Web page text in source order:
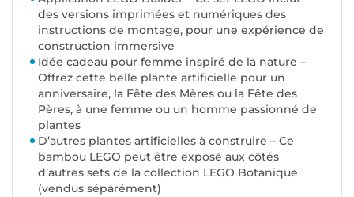
des versions imprimées et numériques des
instructions de montage, pour une expérience de
construction immersive
Idée cadeau pour femme inspiré de la nature –
Offrez cette belle plante artificielle pour un
anniversaire, la Fête des Mères ou la Fête des
Pères, à une femme ou un homme passionné de
plantes
D’autres plantes artificielles à construire – Ce
bambou LEGO peut être exposé aux côtés
d’autres sets de la collection LEGO Botanique
(vendus séparément)